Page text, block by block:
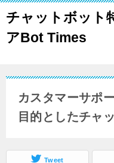
チャットボット
アBot Times
カスタマーサポ
目的としたチャ
Tweet